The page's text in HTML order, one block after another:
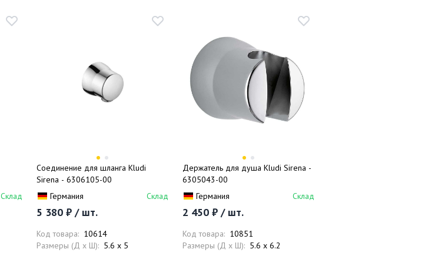
Склад
Соединение для шланга Kludi
Sirena - 6306105-00
Германия
Склад
5 380 ₽ / шт.
Код товара: 10614
Размеры (Д x Ш): 5.6 x 5
Держатель для душа Kludi Sirena -
6305043-00
Германия
Склад
2 450 ₽ / шт.
Код товара: 10851
Размеры (Д x Ш): 5.6 x 6.2